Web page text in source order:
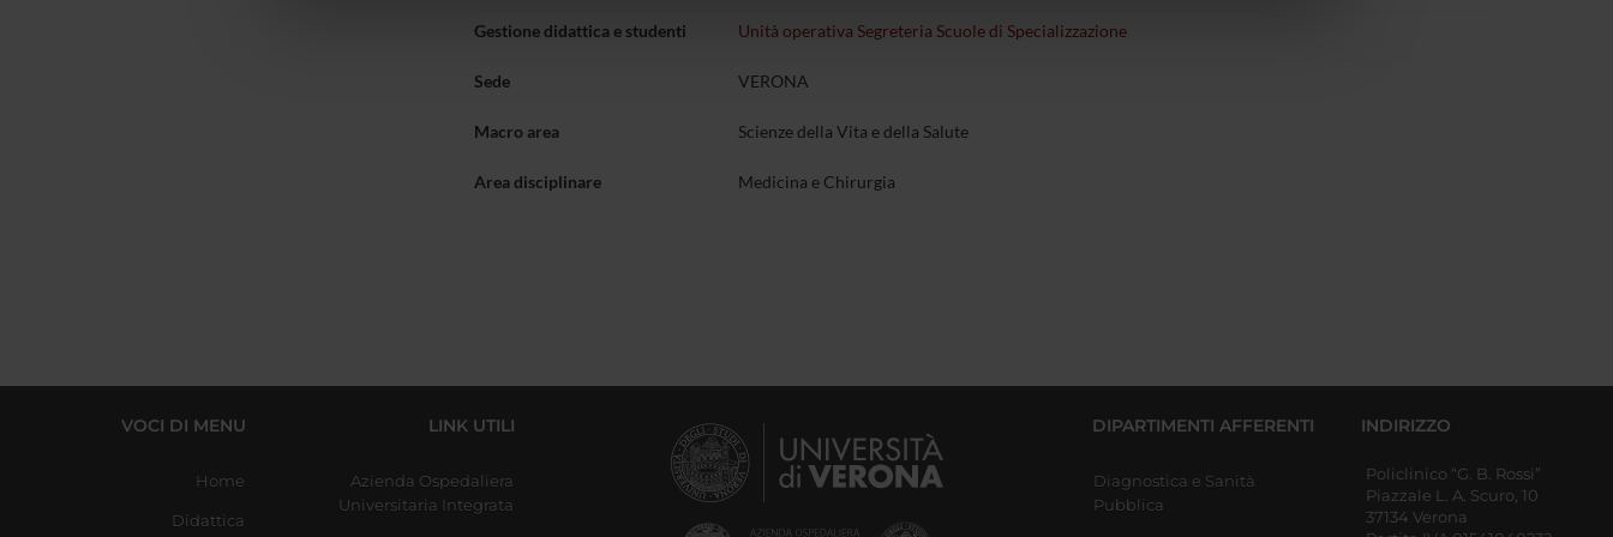
che hanno raccolto dal tuo utilizzo dei loro servizi.
Gestione didattica e studenti Unità operativa Segreteria Scuole di Specializzazione
Sede VERONA
Macro area Scienze della Vita e della Salute
Area disciplinare Medicina e Chirurgia
VOCI DI MENU
Home
Didattica
LINK UTILI
Azienda Ospedaliera
Universitaria Integrata
DIPARTIMENTI AFFERENTI
Diagnostica e Sanità
Pubblica
INDIRIZZO
Policlinico “G. B. Rossi”
Piazzale L. A. Scuro, 10
37134 Verona